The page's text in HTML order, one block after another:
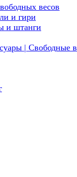
весов
и гири
и штанги
| Свободные